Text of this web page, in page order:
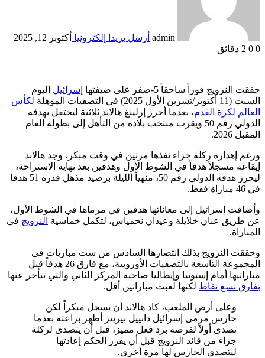
admin أرسل بريدا إلكترونيا أكتوبر 12, 2025
0
2 دقائق
حققت النرويج فوزاً ساحقاً 5-صفر على ضيفتها إسرائيل اليوم
السبت (11 أكتوبر/تشرين الأول 2025) في التصفيات المؤهلة
لكأس
العالم لكرة القدم، بعدما أحرز إرلينغ هالاند ثلاثية ليحتفل بهدفه
الدولي رقم 50 ويقرب منتخب بلاده من التأهل إلى بطولة العام
المقبل 2026.
ورغم إهداره ركلة جزاء نفذها مرتين في وقت مبكر، وجد هالاند
إيقاعه مسجلاً هدفاً في الشوط الأول وهدفين بعد نهاية الاستراحة،
ليحرز هدفه الدولي رقم 50، منهياً الليلة برصيد مذهل قدره 51 هدفا
في 46 مباراة فقط.
وأضافت إسرائيل إلى معاناتها هدفين في مرماها في الشوط الأول،
عن طريق عنان خلايلة وعيدان نحمياس، لتكمل خماسية النرويج في
المباراة.
وحققت النرويج بذلك انتصارها السادس من ست مباريات في
المجموعة التاسعة بالتصفيات الأوروبية، مع فارق 26 هدفاً قبل
مباراتيها أمام إستونيا وإيطاليا صاحبة المركز الثاني والتي تتأخر عنها
بفارق تسع نقاط لكنها لعبت مباراتين أقل.
وعلى أرض الملعب، كاد هالاند أن يسجل مبكراً لكن
حارس مرمى إسرائيل دانييل بيريتز أظهر براعته بعدما
تصدى أولاً لفرصة برد فعل مميز، قبل أن يتصدى لركلة
جزاء من قائد النرويج قبل أن يقرر الحكم إعادتها
ليتصدى الحارس لها مرة أخرى.